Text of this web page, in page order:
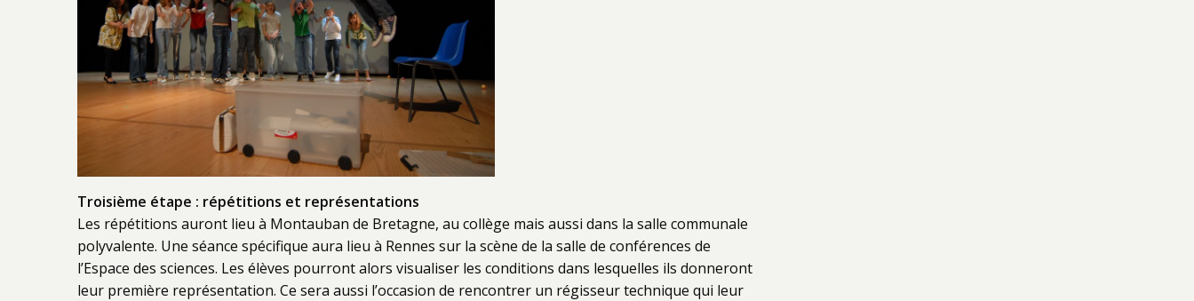
Troisième étape : répétitions et représentations
Les répétitions auront lieu à Montauban de Bretagne, au collège mais aussi dans la salle communale
polyvalente. Une séance spécifique aura lieu à Rennes sur la scène de la salle de conférences de
l’Espace des sciences. Les élèves pourront alors visualiser les conditions dans lesquelles ils donneront
leur première représentation. Ce sera aussi l’occasion de rencontrer un régisseur technique qui leur